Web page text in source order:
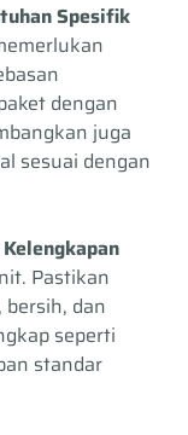
Spesifik
dengan
juga
sesuai dengan
Pastikan
dan
seperti
standar